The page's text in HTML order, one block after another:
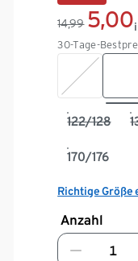
14,99 5,00
30-Tage-
122/128
170/176
Richtige Größe
Anzahl